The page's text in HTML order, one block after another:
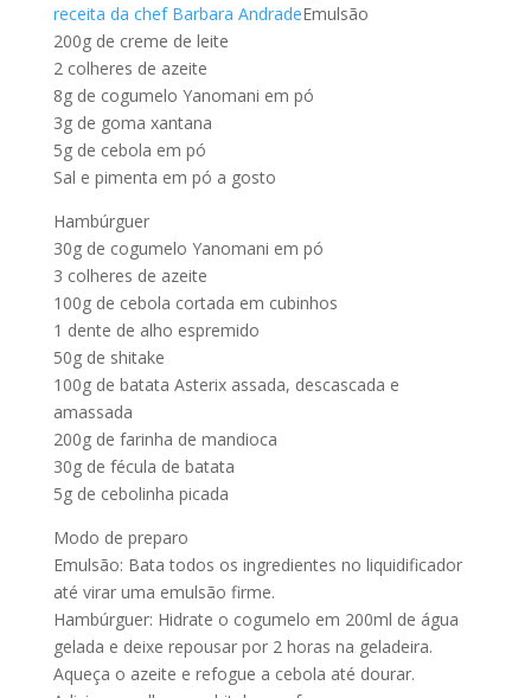
receita da chef Barbara AndradeEmulsão
200g de creme de leite
2 colheres de azeite
8g de cogumelo Yanomani em pó
3g de goma xantana
5g de cebola em pó
Sal e pimenta em pó a gosto
Hambúrguer
30g de cogumelo Yanomani em pó
3 colheres de azeite
100g de cebola cortada em cubinhos
1 dente de alho espremido
50g de shitake
100g de batata Asterix assada, descascada e
amassada
200g de farinha de mandioca
30g de fécula de batata
5g de cebolinha picada
Modo de preparo
Emulsão: Bata todos os ingredientes no liquidificador
até virar uma emulsão firme.
Hambúrguer: Hidrate o cogumelo em 200ml de água
gelada e deixe repousar por 2 horas na geladeira.
Aqueça o azeite e refogue a cebola até dourar.